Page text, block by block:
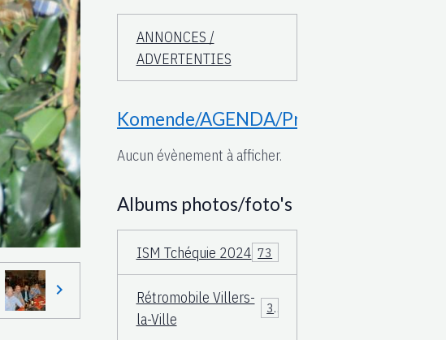
ANNONCES /
ADVERTENTIES
Komende/AGENDA/Proche
Aucun évènement à afficher.
Albums photos/foto's
ISM Tchéquie 2024 73
Rétromobile Villers-
la-Ville
3